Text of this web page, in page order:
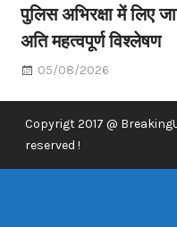
पुलिस अभिरक्षा में लिए
अति महत्वपूर्ण विश्लेषण
05/08/2026
Copyrigt 2017 @
reserved !